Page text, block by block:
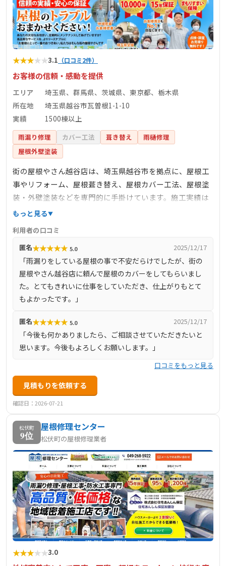
★★★★★3.1 （口コミ2件）
お客様の信頼・感動を提供
エリア
埼玉県、群馬県、茨城県、東京都、栃木県
所在地
埼玉県越谷市瓦曽根1-1-10
実績
1500棟以上
雨漏り修理 カバー工法 葺き替え
雨樋修理
屋根外壁塗装
街の屋根やさん越谷店は、埼玉県越谷市を拠点に、屋根工
事やリフォーム、屋根葺き替え、屋根カバー工法、屋根塗
装・外壁塗装などを専門的に手掛けています。施工実績は
1500棟以上に上り、豊富な経験と高い技術力でお客様のニ
ら24時間受け付けており、迅速かつ丁寧な対応が特徴で
す。完全自社施工により、スピーディーで高品質なサービ
スを提供し、赤外線サーモグラフィーなどの最新技術を活
用して正確な診断と最適な提案を行っています。お客様の
信頼と感動をモットーに、住まいの将来を見据えた施工を
心掛けています。
もっと見る
利用者の口コミ
匿名★★★★★ 5.0 2025/12/17
「雨漏りをしている屋根の事で不安だらけでしたが、街の
屋根やさん越谷店に頼んで屋根のカバーをしてもらいまし
た。とてもきれいに仕事をしていただき、仕上がりもとて
もよかったです。」
匿名★★★★★ 5.0 2025/12/17
「今後も何かありましたら、ご相談させていただきたいと
思います。今後もよろしくお願いします。」
口コミをもっと見る
見積もりを依頼する
確認日：2026-07-21
松伏町
9位
屋根修理センター
松伏町の屋根修理業者
★★★★★3.0